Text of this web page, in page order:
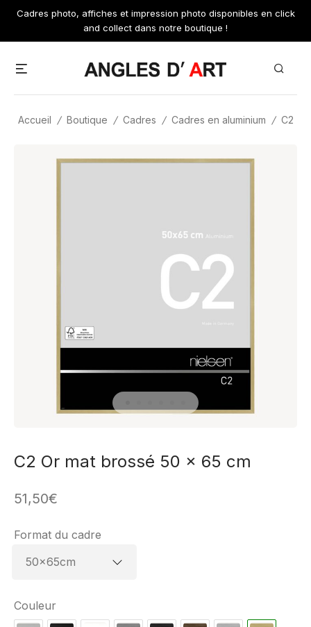
Skip
content
Cadres photo, affiches et impression photo disponibles en click
and collect dans notre boutique !
Accueil / Boutique / Cadres / Cadres en aluminium / C2
C2 Or mat brossé 50 x 65 cm
51,50€
Format du cadre
Couleur